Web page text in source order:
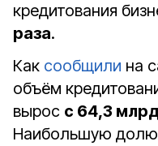
кредитования
раза.
Как сообщили на
объём
вырос с 64,3
Наибольшую долю